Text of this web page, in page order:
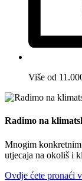
Više od
Radimo na
Mnogim
utjecaja na okoliš i
Ovdje ćete pronaći